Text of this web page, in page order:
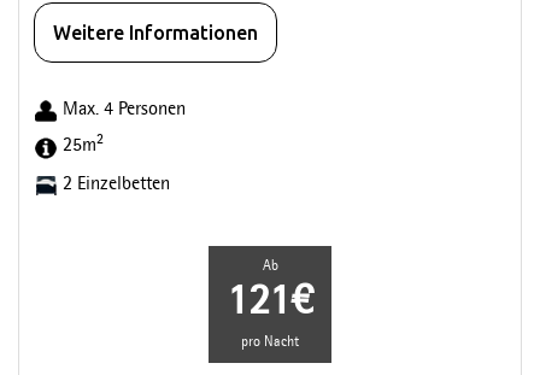
Weitere Informationen
Max. 4 Personen
25m2
2 Einzelbetten
Ab
121€
pro Nacht